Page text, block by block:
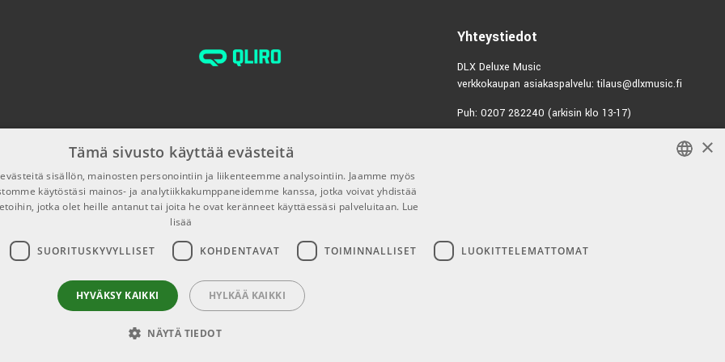
V, Piano V, Augmented Strings, Rev PLATE-140, Ableton
(Select Beats, Select Band or Select Electronic),
vasteen ja soitettavuuden.
kuvioiden luomiseen.
äänenmuodostuksella.
Yhteystiedot
DLX Deluxe Music
verkkokaupan asiakaspalvelu: tilaus@dlxmusic.fi
Puh: 0207 282240 (arkisin klo 13-17)
×
Tämä sivusto käyttää evästeitä
sisällön, mainosten personointiin ja liikenteemme analysointiin. Jaamme myös
käytöstäsi mainos- ja analytiikkakumppaneidemme kanssa, jotka voivat yhdistää
jotka olet heille antanut tai joita he ovat keränneet käyttäessäsi palveluitaan. Lue
lisää
SUORITUSKYVYLLISET KOHDENTAVAT TOIMINNALLISET LUOKITTELEMATTOMAT
HYVÄKSY KAIKKI HYLKÄÄ KAIKKI
NÄYTÄ TIEDOT